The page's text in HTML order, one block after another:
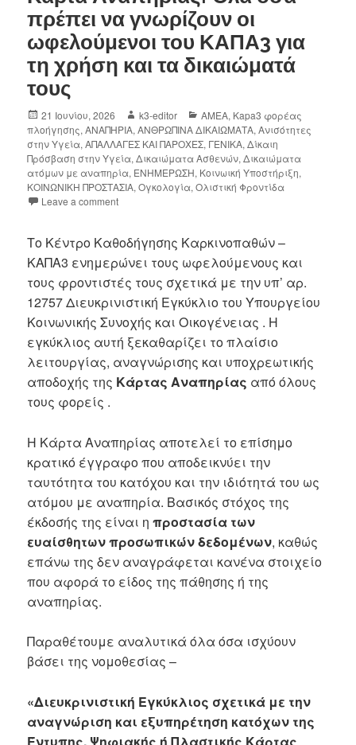
πρέπει να γνωρίζουν οι
ωφελούμενοι του ΚΑΠΑ3 για
τη χρήση και τα δικαιώματά
τους
21 Ιουνίου, 2026 k3-editor AMEA, Kapa3 φορέας
πλοήγησης,ΑΝΑΠΗΡΙΑ,ΑΝΘΡΩΠΙΝΑ ΔΙΚΑΙΩΜΑΤΑ,Ανισότητες
στην Υγεία,ΑΠΑΛΛΑΓΕΣ ΚΑΙ ΠΑΡΟΧΕΣ, ΓΕΝΙΚΑ,Δίκαιη
Πρόσβαση στην Υγεία,Δικαιώματα Ασθενών,Δικαιώματα
ατόμων με αναπηρία, ΕΝΗΜΕΡΩΣΗ, Κοινωική Υποστήριξη,
ΚΟΙΝΩΝΙΚΗ ΠΡΟΣΤΑΣΙΑ,Ογκολογία,Ολιστική Φροντίδα
Leave a comment
Το Κέντρο Καθοδήγησης Καρκινοπαθών –
ΚΑΠΑ3 ενημερώνει τους ωφελούμενους και
τους φροντιστές τους σχετικά με την υπ’ αρ.
12757 Διευκρινιστική Εγκύκλιο του Υπουργείου
Κοινωνικής Συνοχής και Οικογένειας . Η
εγκύκλιος αυτή ξεκαθαρίζει το πλαίσιο
λειτουργίας, αναγνώρισης και υποχρεωτικής
αποδοχής της Κάρτας Αναπηρίας από όλους
τους φορείς .
Η Κάρτα Αναπηρίας αποτελεί το επίσημο
κρατικό έγγραφο που αποδεικνύει την
ταυτότητα του κατόχου και την ιδιότητά του ως
ατόμου με αναπηρία. Βασικός στόχος της
έκδοσής της είναι ηπροστασία των
ευαίσθητων προσωπικών δεδομένων, καθώς
επάνω της δεν αναγράφεται κανένα στοιχείο
που αφορά το είδος της πάθησης ή της
αναπηρίας.
Παραθέτουμε αναλυτικά όλα όσα ισχύουν
βάσει της νομοθεσίας –
«Διευκρινιστική Εγκύκλιος σχετικά με την
αναγνώριση και εξυπηρέτηση κατόχων της
Έντυπης, Ψηφιακής ή Πλαστικής Κάρτας